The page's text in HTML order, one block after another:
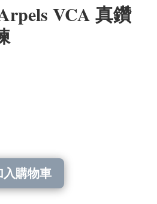
VCA 真鑽
入購物車